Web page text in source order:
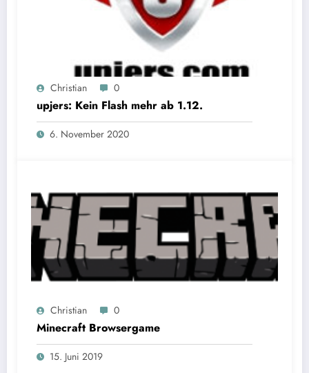
Christian 0
upjers: Kein Flash mehr ab 1.12.
6. November 2020
Christian 0
Minecraft Browsergame
15. Juni 2019